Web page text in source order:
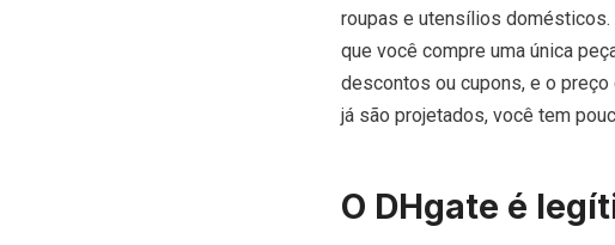
roupas e utensílios
que você compre uma única
descontos ou cupons, e o
já são projetados, você tem
O DHgate é